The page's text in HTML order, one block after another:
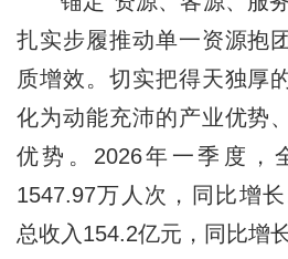
扎实步履推动单一资源抱
质增效。切实把得天独厚
化为动能充沛的产业优势
优势。2026年一季度，
1547.97万人次，同比增
总收入154.2亿元，同比增